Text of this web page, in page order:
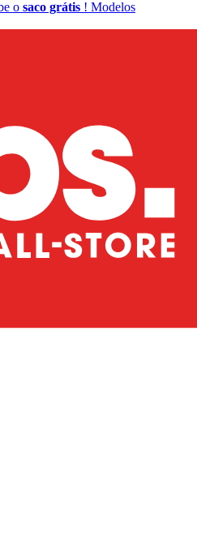
o saco grátis ! Modelos